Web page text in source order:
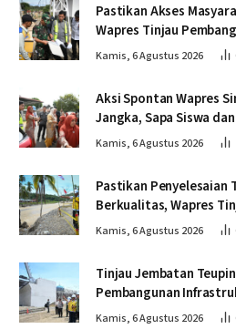
Pastikan Akses
Wapres Tinjau
Kendawi
Kamis, 6 Agustus 2026
Aksi Spontan Wapres
Jangka, Sapa Siswa
Sekolah
Kamis, 6 Agustus 2026
Pastikan Penyelesaian
Berkualitas, Wapres
Jembatan Lumut
Kamis, 6 Agustus 2026
Tinjau Jembatan
Pembangunan
dan Tepat Waktu
Kamis, 6 Agustus 2026